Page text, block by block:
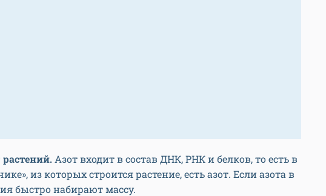
Азот входит в состав ДНК, РНК и белков, то есть в
из которых строится растение, есть азот. Если азота в
быстро набирают массу.